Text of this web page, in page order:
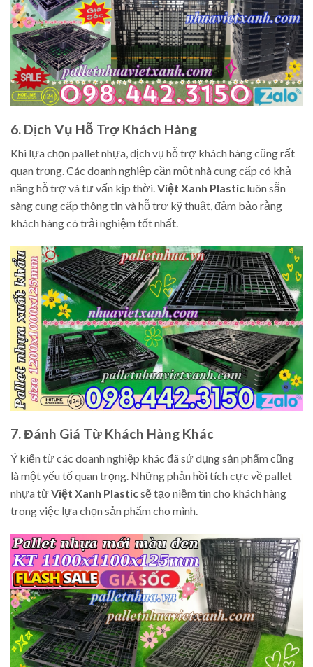
6. Dịch Vụ Hỗ Trợ Khách Hàng
Khi lựa chọn pallet nhựa, dịch vụ hỗ trợ khách hàng cũng rất
quan trọng. Các doanh nghiệp cần một nhà cung cấp có khả
năng hỗ trợ và tư vấn kịp thời.Việt Xanh Plastic luôn sẵn
sàng cung cấp thông tin và hỗ trợ kỹ thuật, đảm bảo rằng
khách hàng có trải nghiệm tốt nhất.
7. Đánh Giá Từ Khách Hàng Khác
Ý kiến từ các doanh nghiệp khác đã sử dụng sản phẩm cũng
là một yếu tố quan trọng. Những phản hồi tích cực về pallet
nhựa từViệt Xanh Plasticsẽ tạo niềm tin cho khách hàng
trong việc lựa chọn sản phẩm cho mình.